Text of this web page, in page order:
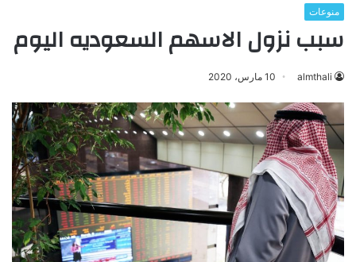
منوعات
سبب نزول الاسهم السعوديه اليوم
almthali 10 مارس، 2020